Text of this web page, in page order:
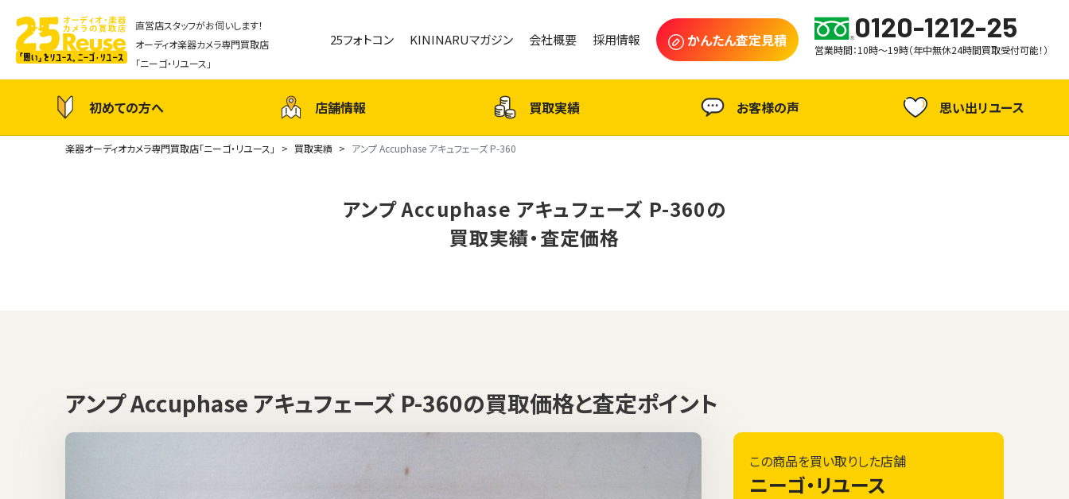
直営店スタッフがお伺いします！
オーディオ楽器カメラ専門買取店
「ニーゴ・リユース」
25フォトコン KININARUマガジン 会社概要 採用情報 かんたん査定見積 0120-1212-25
営業時間：10時～19時（年中無休24時間買取受付可能！）
初めての方へ 店舗情報 買取実績 お客様の声 思い出リユース
楽器オーディオカメラ専門買取店「ニーゴ・リユース」 買取実績 アンプ Accuphase アキュフェーズ P-360
アンプ Accuphase アキュフェーズ P-360の
買取実績・査定価格
アンプ Accuphase アキュフェーズ P-360の買取価格と査定ポイント
この商品を買い取りした店舗
ニーゴ・リユース